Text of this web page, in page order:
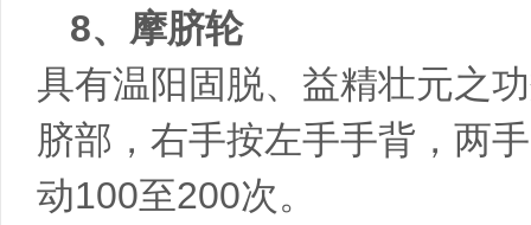
8、摩脐轮
具有温阳固脱、益精壮元之
脐部，右手按左手手背，两
动100至200次。